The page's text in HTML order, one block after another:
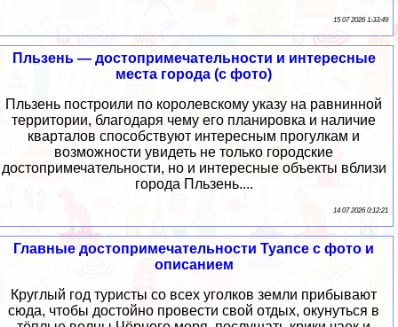
15 07 2026 1:33:49
Пльзень — достопримечательности и интересные
места города (с фото)
Пльзень построили по королевскому указу на равнинной
территории, благодаря чему его планировка и наличие
кварталов способствуют интересным прогулкам и
возможности увидеть не только городские
достопримечательности, но и интересные объекты вблизи
города Пльзень....
14 07 2026 0:12:21
Главные достопримечательности Туапсе с фото и
описанием
Круглый год туристы со всех уголков земли прибывают
сюда, чтобы достойно провести свой отдых, окунуться в